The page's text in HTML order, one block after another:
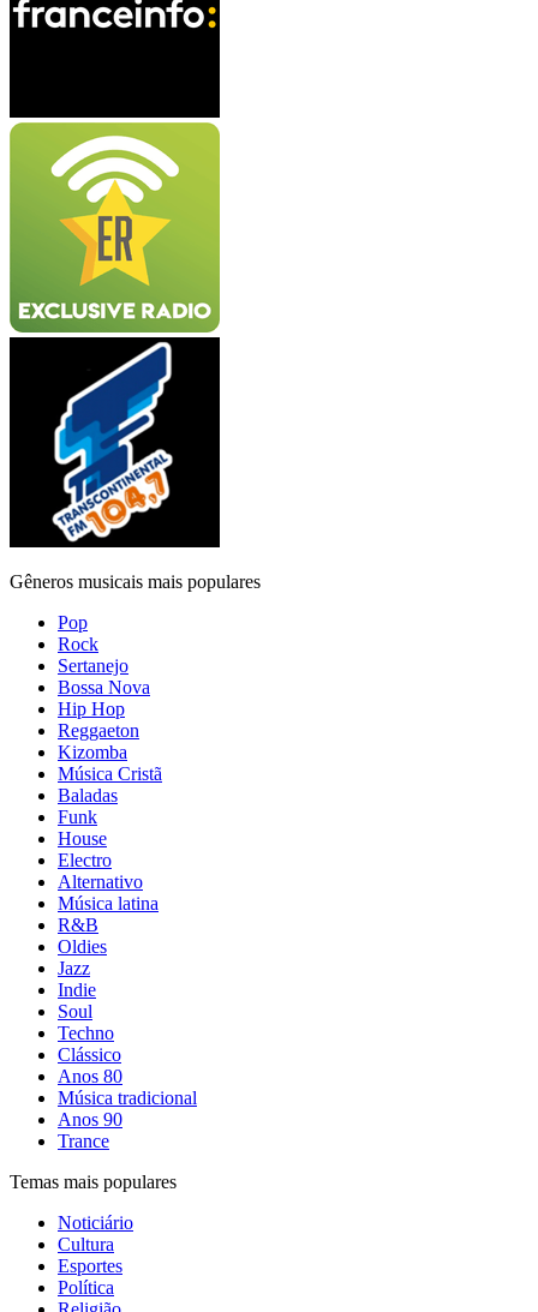
Gêneros musicais mais populares
Pop
Rock
Sertanejo
Bossa Nova
Hip Hop
Reggaeton
Kizomba
Música Cristã
Baladas
Funk
House
Electro
Alternativo
Música latina
R&B
Oldies
Jazz
Indie
Soul
Techno
Clássico
Anos 80
Música tradicional
Anos 90
Trance
Temas mais populares
Noticiário
Cultura
Esportes
Política